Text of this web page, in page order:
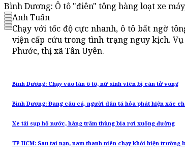
Bình Dương: Ô tô "điên" tông hàng loạt xe
Anh Tuấn
Chạy với tốc độ cực nhanh, ô tô bất ngờ
viện cấp cứu trong tình trạng nguy kịch.
Phước, thị xã Tân Uyên.
Bình Dương: Chạy vào làn ô tô, nữ sinh viên bị cán tử vong
Bình Dương: Đang câu cá, người dân tá hỏa phát hiện xác
Xe tải sụp hố nước, hàng trăm thùng bia rơi xuống đường
TP HCM: Sau tai nạn, nam thanh niên chạy khỏi hiện trường